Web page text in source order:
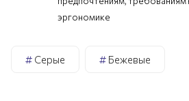
эргономике
# Серые # Бежевые